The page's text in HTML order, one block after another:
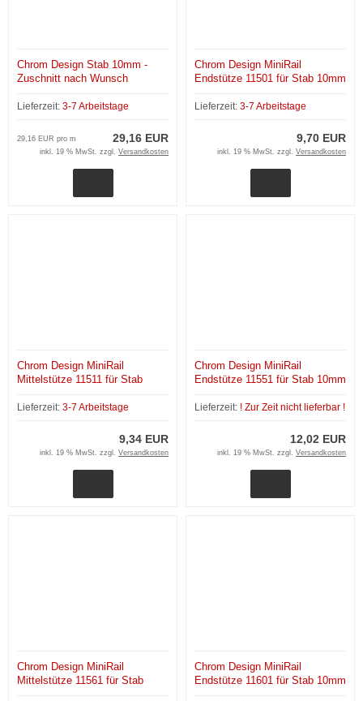
Chrom Design Stab 10mm -
Zuschnitt nach Wunsch
Lieferzeit: 3-7 Arbeitstage
29,16 EUR
29,16 EUR pro m
inkl. 19 % MwSt. zzgl. Versandkosten
Chrom Design MiniRail
Endstütze 11501 für Stab 10mm
Lieferzeit: 3-7 Arbeitstage
9,70 EUR
inkl. 19 % MwSt. zzgl. Versandkosten
Chrom Design MiniRail
Mittelstütze 11511 für Stab
Lieferzeit: 3-7 Arbeitstage
9,34 EUR
inkl. 19 % MwSt. zzgl. Versandkosten
Chrom Design MiniRail
Endstütze 11551 für Stab 10mm
Lieferzeit: ! Zur Zeit nicht lieferbar !
12,02 EUR
inkl. 19 % MwSt. zzgl. Versandkosten
Chrom Design MiniRail
Mittelstütze 11561 für Stab
Chrom Design MiniRail
Endstütze 11601 für Stab 10mm